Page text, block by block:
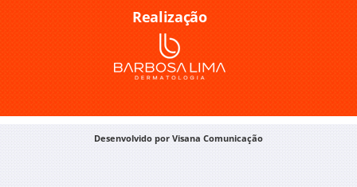
Realização
Desenvolvido por Visana Comunicação